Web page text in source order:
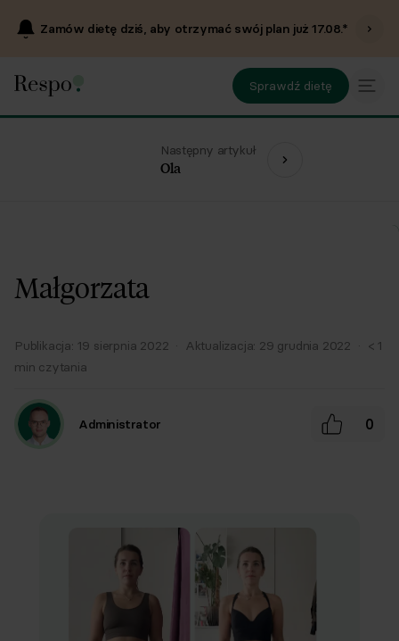
Zamów dietę dziś, aby otrzymać swój plan już17.08.*
Sprawdź dietę
Następny artykuł
Ola
Małgorzata
Publikacja: 19 sierpnia 2022 · Aktualizacja: 29 grudnia 2022 · < 1
min czytania
Administrator 0